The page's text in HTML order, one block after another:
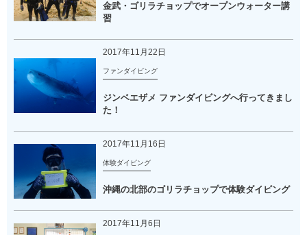
金武・ゴリラチョップでオープンウォーター講
習
2017年11月22日
ファンダイビング
ジンベエザメ ファンダイビングへ行ってきまし
た！
2017年11月16日
体験ダイビング
沖縄の北部のゴリラチョップで体験ダイビング
2017年11月6日